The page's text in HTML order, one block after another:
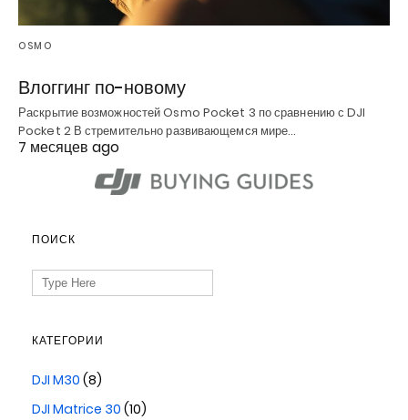
OSMO
Влоггинг по-новому
Раскрытие возможностей Osmo Pocket 3 по сравнению с DJI
Pocket 2 В стремительно развивающемся мире…
7 месяцев ago
ПОИСК
Search
for:
КАТЕГОРИИ
DJI M30 (8)
DJI Matrice 30 (10)